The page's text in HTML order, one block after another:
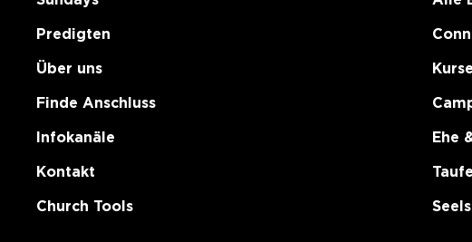
Predigten
Über uns
Finde Anschluss
Infokanäle
Kontakt
Church Tools
Ehe